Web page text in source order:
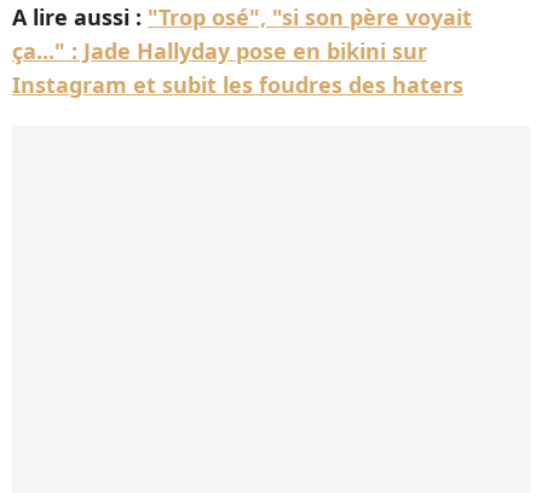
A lire aussi : "Trop osé", "si son père voyait
ça..." : Jade Hallyday pose en bikini sur
Instagram et subit les foudres des haters